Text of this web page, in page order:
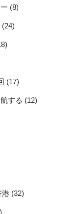
(8)
(24)
(17)
する (12)
港 (32)